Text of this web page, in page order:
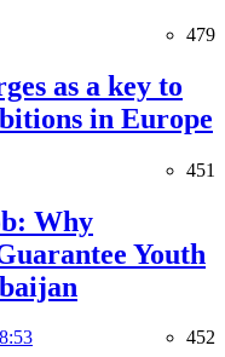
479
as a key to
in Europe
451
Why
Youth
452